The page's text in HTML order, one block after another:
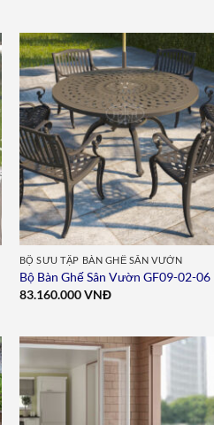
Add
BỘ SƯU TẬP BÀN GHẾ SÂN VƯỜN
Bộ Bàn Ghế Sân Vườn GF09-02-06
83.160.000VNĐ